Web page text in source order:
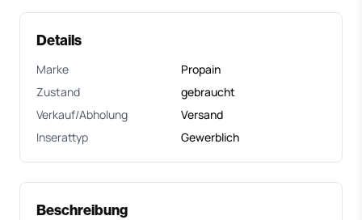
Details
Marke
Propain
Zustand
gebraucht
Verkauf/Abholung
Versand
Inserattyp
Gewerblich
Beschreibung